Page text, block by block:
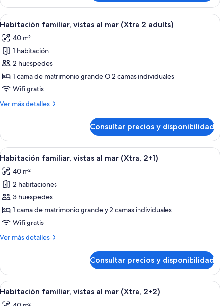
vistas
al
mar
2+1)
Abrir
todas
las
fotos
de
Habitación
familiar,
al
2
adults)
Minibar, caja fuerte, cortinas opacas
4
Habitación familiar, vistas al mar (Xtra 2 adults)
40 m²
1 habitación
2 huéspedes
1 cama de matrimonio grande O 2 camas individuales
Wifi gratis
Ver más detalles
Más
familiar,
vistas
al
(Xtra
2
adults)
Consultar precios y disponibilidad
Abrir
todas
las
fotos
de
Habitación
familiar,
al
2+1)
Minibar, caja fuerte, cortinas opacas
4
Habitación familiar, vistas al mar (Xtra, 2+1)
40 m²
2 habitaciones
3 huéspedes
1 cama de matrimonio grande y 2 camas individuales
Wifi gratis
Ver más detalles
Más
familiar,
vistas
al
Consultar precios y disponibilidad
Abrir
todas
Minibar, caja fuerte, cortinas opacas
4
Habitación familiar, vistas al mar (Xtra, 2+2)